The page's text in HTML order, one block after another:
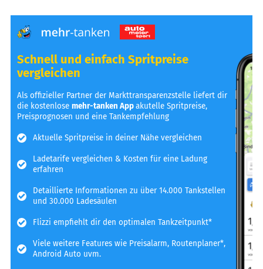
Schnell und einfach Spritpreise
vergleichen
Als offizieller Partner der Markttransparenzstelle liefert dir
die kostenlosemehr-tanken Appakutelle Spritpreise,
Preisprognosen und eine Tankempfehlung
Aktuelle Spritpreise in deiner Nähe vergleichen
Ladetarife vergleichen & Kosten für eine Ladung
erfahren
Detaillierte Informationen zu über 14.000 Tankstellen
und 30.000 Ladesäulen
Flizzi empfiehlt dir den optimalen Tankzeitpunkt*
Viele weitere Features wie Preisalarm, Routenplaner*,
Android Auto uvm.